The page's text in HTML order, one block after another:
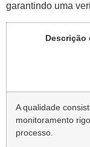
garantindo uma
Descrição
A qualidade
monitoramento
processo.